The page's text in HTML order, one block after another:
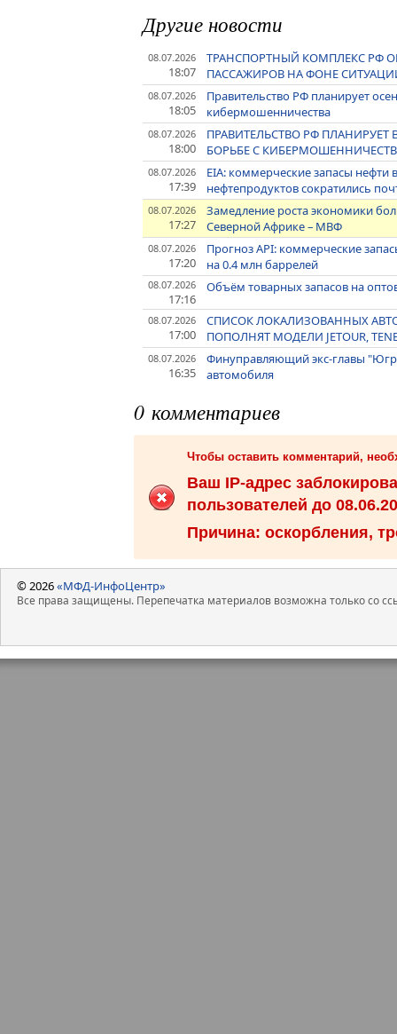
Другие новости
08.07.2026
18:07
ТРАНСПОРТНЫЙ КОМПЛЕКС РФ
ПАССАЖИРОВ НА ФОНЕ
08.07.2026
18:05
Правительство РФ планирует
кибермошенничества
08.07.2026
18:00
ПРАВИТЕЛЬСТВО РФ ПЛАНИРУЕТ
БОРЬБЕ С
08.07.2026
17:39
EIA: коммерческие запасы
нефтепродуктов сократились
08.07.2026
17:27
Замедление роста экономики
Северной Африке – МВФ
08.07.2026
17:20
Прогноз API: коммерческие
на 0.4 млн баррелей
08.07.2026
17:16
Объём товарных запасов на
08.07.2026
17:00
СПИСОК ЛОКАЛИЗОВАННЫХ
ПОПОЛНЯТ МОДЕЛИ JETOUR,
08.07.2026
16:35
Финуправляющий экс-главы
автомобиля
0 комментариев
Чтобы оставить комментарий,
Ваш IP-адрес
пользователей до
Причина: оскорбления,
© 2026«МФД-ИнфоЦентр»
Все права защищены. Перепечатка материалов возможна только со